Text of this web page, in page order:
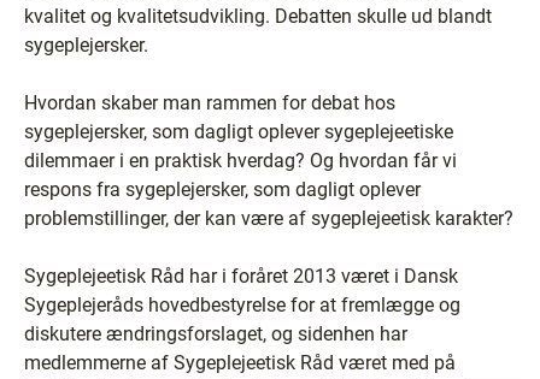
kvalitet og kvalitetsudvikling. Debatten skulle ud blandt
sygeplejersker.
Hvordan skaber man rammen for debat hos
sygeplejersker, som dagligt oplever sygeplejeetiske
dilemmaer i en praktisk hverdag? Og hvordan får vi
respons fra sygeplejersker, som dagligt oplever
problemstillinger, der kan være af sygeplejeetisk karakter?
Sygeplejeetisk Råd har i foråret 2013 været i Dansk
Sygeplejeråds hovedbestyrelse for at fremlægge og
diskutere ændringsforslaget, og sidenhen har
medlemmerne af Sygeplejeetisk Råd været med på